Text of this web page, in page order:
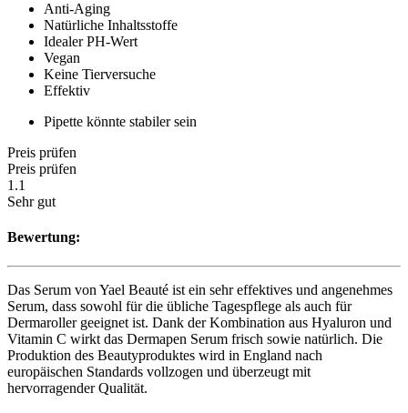
Anti-Aging
Natürliche Inhaltsstoffe
Idealer PH-Wert
Vegan
Keine Tierversuche
Effektiv
Pipette könnte stabiler sein
Preis prüfen
Preis prüfen
1.1
Sehr gut
Bewertung:
Das Serum von Yael Beauté ist ein sehr effektives und angenehmes
Serum, dass sowohl für die übliche Tagespflege als auch für
Dermaroller geeignet ist. Dank der Kombination aus Hyaluron und
Vitamin C wirkt das Dermapen Serum frisch sowie natürlich. Die
Produktion des Beautyproduktes wird in England nach
europäischen Standards vollzogen und überzeugt mit
hervorragender Qualität.